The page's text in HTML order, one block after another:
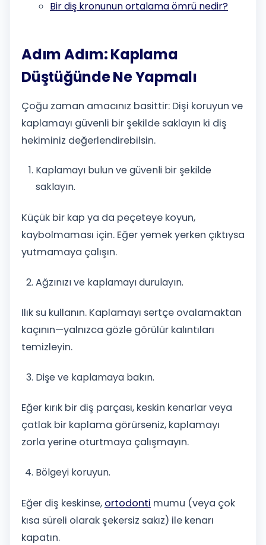
Bir diş kronunun ortalama ömrü nedir?
Adım Adım: Kaplama
Düştüğünde Ne Yapmalı
Çoğu zaman amacınız basittir: Dişi koruyun ve
kaplamayı güvenli bir şekilde saklayın ki diş
hekiminiz değerlendirebilsin.
Kaplamayı bulun ve güvenli bir şekilde
saklayın.
Küçük bir kap ya da peçeteye koyun,
kaybolmaması için. Eğer yemek yerken çıktıysa
yutmamaya çalışın.
Ağzınızı ve kaplamayı durulayın.
Ilık su kullanın. Kaplamayı sertçe ovalamaktan
kaçının—yalnızca gözle görülür kalıntıları
temizleyin.
Dişe ve kaplamaya bakın.
Eğer kırık bir diş parçası, keskin kenarlar veya
çatlak bir kaplama görürseniz, kaplamayı
zorla yerine oturtmaya çalışmayın.
Bölgeyi koruyun.
Eğer diş keskinse, ortodonti mumu (veya çok
kısa süreli olarak şekersiz sakız) ile kenarı
kapatın.